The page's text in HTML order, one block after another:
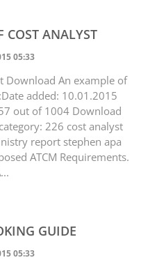
COST ANALYST
05:33
Download An example of
added: 10.01.2015
out of 1004 Download
226 cost analyst
report stephen apa
ATCM Requirements.
GUIDE
05:33